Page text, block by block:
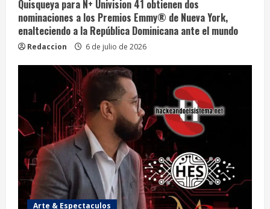
Quisqueya para N+ Univision 41 obtienen dos
nominaciones a los Premios Emmy®️ de Nueva York,
enalteciendo a la República Dominicana ante el mundo
Redaccion 6 de julio de 2026
Arte & Espectaculos